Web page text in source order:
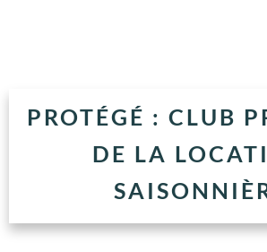
PROTÉGÉ : CLUB
DE LA